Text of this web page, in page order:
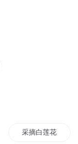
采摘白莲花心得